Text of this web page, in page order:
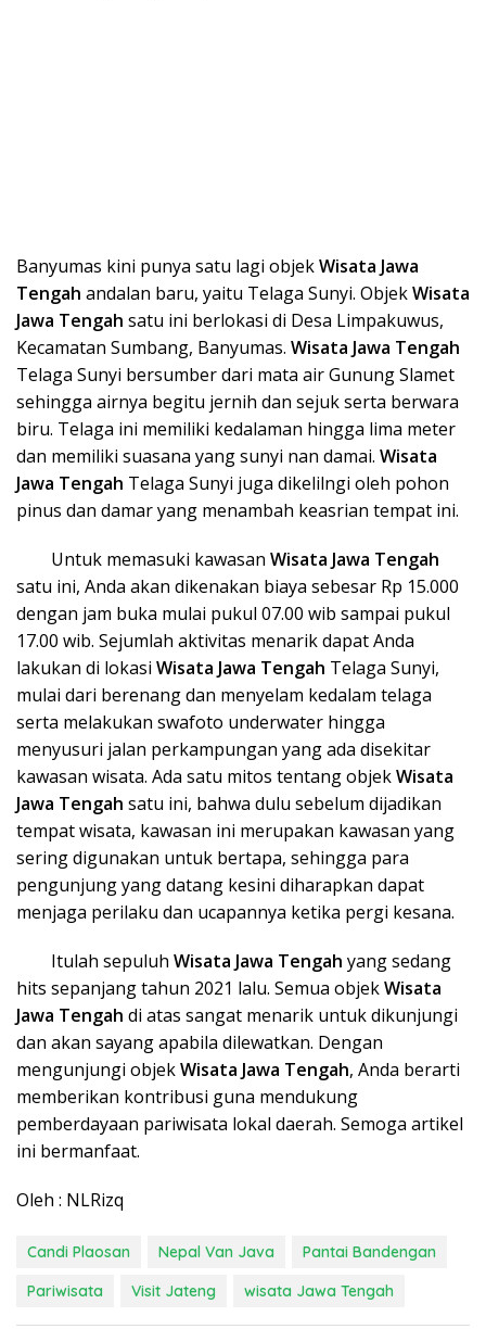
Banyumas kini punya satu lagi objekWisata Jawa
Tengah andalan baru, yaitu Telaga Sunyi. ObjekWisata
Jawa Tengah satu ini berlokasi di Desa Limpakuwus,
Kecamatan Sumbang, Banyumas. Wisata Jawa Tengah
Telaga Sunyi bersumber dari mata air Gunung Slamet
sehingga airnya begitu jernih dan sejuk serta berwara
biru. Telaga ini memiliki kedalaman hingga lima meter
dan memiliki suasana yang sunyi nan damai. Wisata
Jawa Tengah Telaga Sunyi juga dikelilngi oleh pohon
pinus dan damar yang menambah keasrian tempat ini.
Untuk memasuki kawasan Wisata Jawa Tengah
satu ini, Anda akan dikenakan biaya sebesar Rp 15.000
dengan jam buka mulai pukul 07.00 wib sampai pukul
17.00 wib. Sejumlah aktivitas menarik dapat Anda
lakukan di lokasi Wisata Jawa Tengah Telaga Sunyi,
mulai dari berenang dan menyelam kedalam telaga
serta melakukan swafoto underwater hingga
menyusuri jalan perkampungan yang ada disekitar
kawasan wisata. Ada satu mitos tentang objekWisata
Jawa Tengah satu ini, bahwa dulu sebelum dijadikan
tempat wisata, kawasan ini merupakan kawasan yang
sering digunakan untuk bertapa, sehingga para
pengunjung yang datang kesini diharapkan dapat
menjaga perilaku dan ucapannya ketika pergi kesana.
Itulah sepuluh Wisata Jawa Tengah yang sedang
hits sepanjang tahun 2021 lalu. Semua objekWisata
Jawa Tengah di atas sangat menarik untuk dikunjungi
dan akan sayang apabila dilewatkan. Dengan
mengunjungi objekWisata Jawa Tengah, Anda berarti
memberikan kontribusi guna mendukung
pemberdayaan pariwisata lokal daerah. Semoga artikel
ini bermanfaat.
Oleh : NLRizq
Candi Plaosan Nepal Van Java
Pantai Bandengan
Pariwisata
Visit Jateng wisata Jawa Tengah